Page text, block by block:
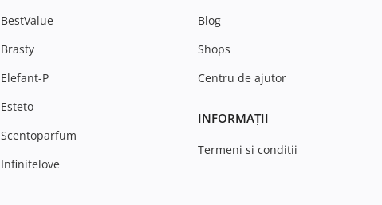
BestValue
Brasty
Elefant-P
Esteto
Scentoparfum
Infinitelove
Blog
Shops
Centru de ajutor
INFORMAȚII
Termeni si conditii